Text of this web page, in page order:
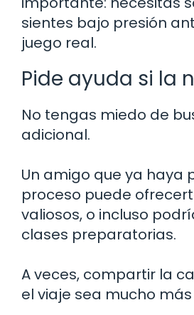
sientes bajo presión
juego real.
Pide ayuda si la
No tengas miedo de
adicional.
Un amigo que ya haya
proceso puede
valiosos, o incluso
clases preparatorias.
A veces, compartir la
el viaje sea mucho